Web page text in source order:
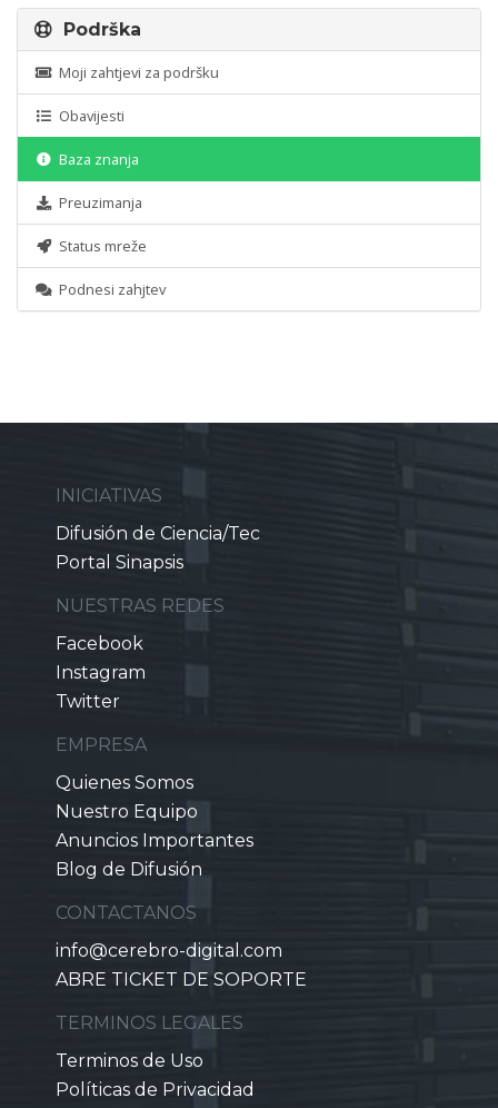
Podrška
Moji zahtjevi za podršku
Obavijesti
Baza znanja
Preuzimanja
Status mreže
Podnesi zahjtev
INICIATIVAS
Difusión de Ciencia/Tec
Portal Sinapsis
NUESTRAS REDES
Facebook
Instagram
Twitter
EMPRESA
Quienes Somos
Nuestro Equipo
Anuncios Importantes
Blog de Difusión
CONTACTANOS
info@cerebro-digital.com
ABRE TICKET DE SOPORTE
TERMINOS LEGALES
Terminos de Uso
Políticas de Privacidad